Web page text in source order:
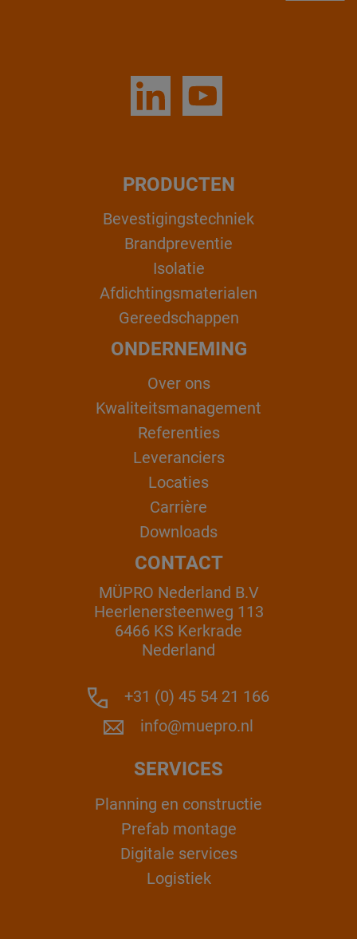
PRODUCTEN
Bevestigingstechniek
Brandpreventie
Isolatie
Afdichtingsmaterialen
Gereedschappen
ONDERNEMING
Over ons
Kwaliteitsmanagement
Referenties
Leveranciers
Locaties
Carrière
Downloads
CONTACT
MÜPRO Nederland B.V
Heerlenersteenweg 113
6466 KS Kerkrade
Nederland
+31 (0) 45 54 21 166
info@muepro.nl
SERVICES
Planning en constructie
Prefab montage
Digitale services
Logistiek